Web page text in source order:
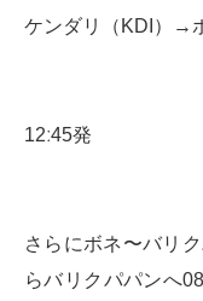
ケンダリ（KDI）→
12ː45発
さらにボネ〜バリ
らバリクパパンへ